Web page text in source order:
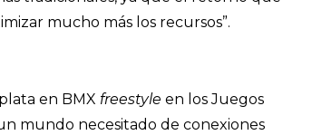
mucho más los recursos”.
en BMX freestyle en los Juegos
mundo necesitado de conexiones